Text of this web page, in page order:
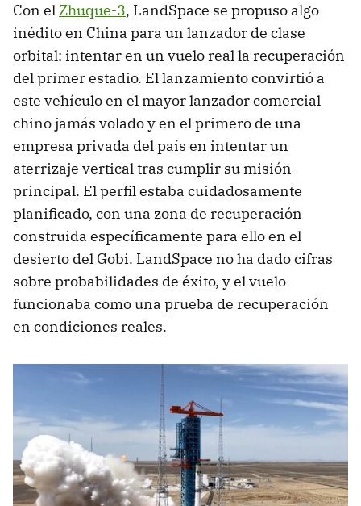
Con el Zhuque-3, LandSpace se propuso algo
inédito en China para un lanzador de clase
orbital: intentar en un vuelo real la recuperación
del primer estadio. El lanzamiento convirtió a
este vehículo en el mayor lanzador comercial
chino jamás volado y en el primero de una
empresa privada del país en intentar un
aterrizaje vertical tras cumplir su misión
principal. El perfil estaba cuidadosamente
planificado, con una zona de recuperación
construida específicamente para ello en el
desierto del Gobi. LandSpace no ha dado cifras
sobre probabilidades de éxito, y el vuelo
funcionaba como una prueba de recuperación
en condiciones reales.